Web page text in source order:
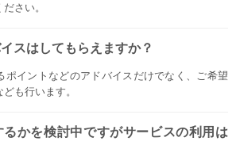
さい。
スはしてもらえますか？
ポイントなどのアドバイスだけでなく、ご希望
も行います。
かを検討中ですがサービスの利用は